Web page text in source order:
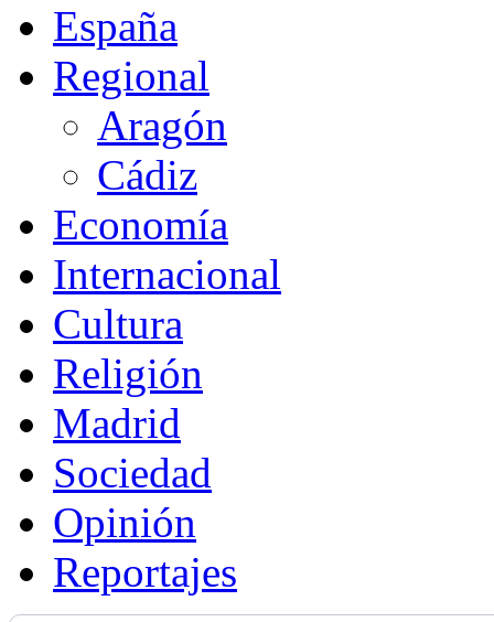
España
Regional
Aragón
Cádiz
Economía
Internacional
Cultura
Religión
Madrid
Sociedad
Opinión
Reportajes